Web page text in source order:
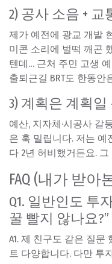
2) 공사 소음 +
제가 예전에 광교 개발
미콘 소리에 벌떡 깨곤
텐데… 근처 주민 고생
출퇴근길 BRT도 한동안
3) 계획은 계획
예산, 지자체·시공사 갈
은 훅 밀립니다. 저는
다 2년 허비했거든요.
FAQ (내가 받아
Q1. 일반인도 투
꿀 빨지 않나요?”
A1. 제 친구도 같은 질문
트 다양합니다. 다만 투